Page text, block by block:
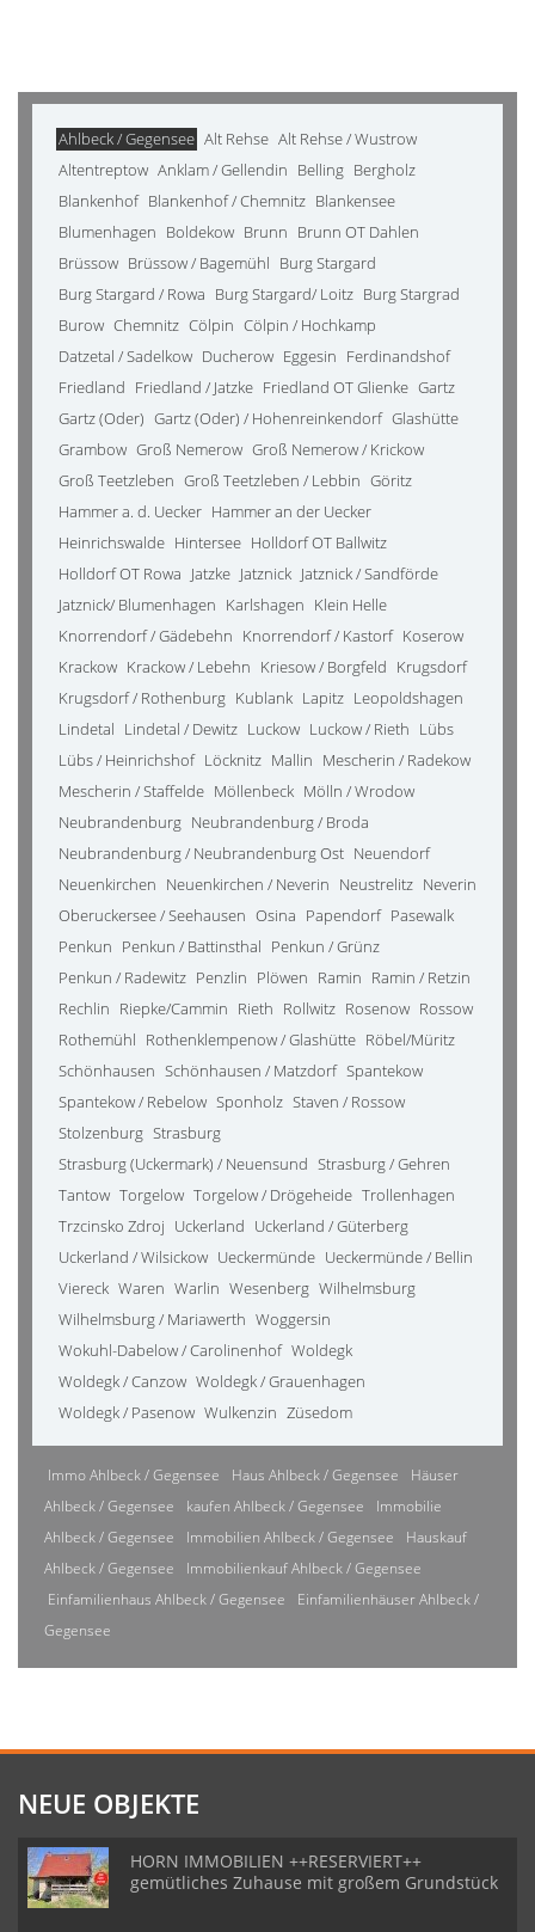
Ahlbeck / Gegensee Alt Rehse Alt Rehse / Wustrow
Altentreptow Anklam / Gellendin Belling Bergholz
Blankenhof Blankenhof / Chemnitz Blankensee
Blumenhagen Boldekow Brunn Brunn OT Dahlen
Brüssow Brüssow / Bagemühl Burg Stargard
Burg Stargard / Rowa Burg Stargard/ Loitz Burg Stargrad
Burow Chemnitz Cölpin Cölpin / Hochkamp
Datzetal / Sadelkow Ducherow Eggesin Ferdinandshof
Friedland Friedland / Jatzke Friedland OT Glienke Gartz
Gartz (Oder) Gartz (Oder) / Hohenreinkendorf Glashütte
Grambow Groß Nemerow Groß Nemerow / Krickow
Groß Teetzleben Groß Teetzleben / Lebbin Göritz
Hammer a. d. Uecker Hammer an der Uecker
Heinrichswalde Hintersee Holldorf OT Ballwitz
Holldorf OT Rowa Jatzke Jatznick Jatznick / Sandförde
Jatznick/ Blumenhagen Karlshagen Klein Helle
Knorrendorf / Gädebehn Knorrendorf / Kastorf Koserow
Krackow Krackow / Lebehn Kriesow / Borgfeld Krugsdorf
Krugsdorf / Rothenburg Kublank Lapitz Leopoldshagen
Lindetal Lindetal / Dewitz Luckow Luckow / Rieth Lübs
Lübs / Heinrichshof Löcknitz Mallin Mescherin / Radekow
Mescherin / Staffelde Möllenbeck Mölln / Wrodow
Neubrandenburg Neubrandenburg / Broda
Neubrandenburg / Neubrandenburg Ost Neuendorf
Neuenkirchen Neuenkirchen / Neverin Neustrelitz Neverin
Oberuckersee / Seehausen Osina Papendorf Pasewalk
Penkun Penkun / Battinsthal Penkun / Grünz
Penkun / Radewitz Penzlin Plöwen Ramin Ramin / Retzin
Rechlin Riepke/Cammin Rieth Rollwitz Rosenow Rossow
Rothemühl Rothenklempenow / Glashütte Röbel/Müritz
Schönhausen Schönhausen / Matzdorf Spantekow
Spantekow / Rebelow Sponholz Staven / Rossow
Stolzenburg Strasburg
Strasburg (Uckermark) / Neuensund Strasburg / Gehren
Tantow Torgelow Torgelow / Drögeheide Trollenhagen
Trzcinsko Zdroj Uckerland Uckerland / Güterberg
Uckerland / Wilsickow Ueckermünde Ueckermünde / Bellin
Viereck Waren Warlin Wesenberg Wilhelmsburg
Wilhelmsburg / Mariawerth Woggersin
Wokuhl-Dabelow / Carolinenhof Woldegk
Woldegk / Canzow Woldegk / Grauenhagen
Woldegk / Pasenow Wulkenzin Züsedom
Immo Ahlbeck / Gegensee Haus Ahlbeck / Gegensee
Häuser
Ahlbeck / Gegensee
kaufen Ahlbeck / Gegensee
Immobilie
Ahlbeck / Gegensee
Immobilien Ahlbeck / Gegensee
Hauskauf
Ahlbeck / Gegensee
Immobilienkauf Ahlbeck / Gegensee
Einfamilienhaus Ahlbeck / Gegensee
Einfamilienhäuser Ahlbeck /
Gegensee
NEUE OBJEKTE
HORN IMMOBILIEN ++RESERVIERT++
gemütliches Zuhause mit großem Grundstück